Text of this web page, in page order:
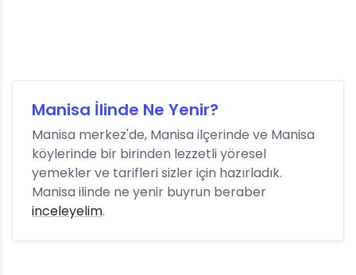
Manisa İlinde Ne Yenir?
Manisa merkez'de, Manisa ilçerinde ve Manisa
köylerinde bir birinden lezzetli yöresel
yemekler ve tarifleri sizler için hazırladık.
Manisa ilinde ne yenir buyrun beraber
inceleyelim.